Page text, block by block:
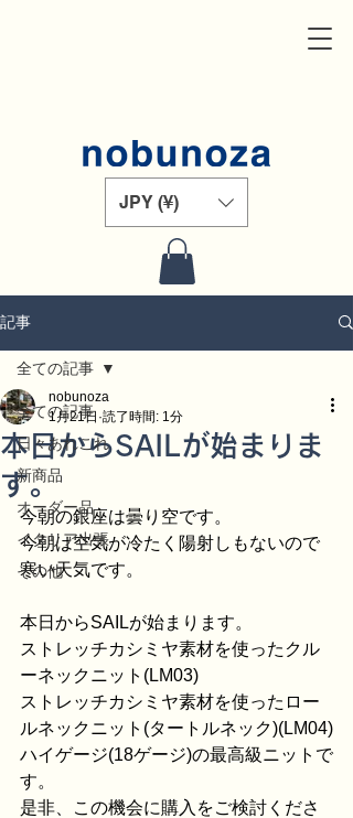
JPY (¥)
記事
全ての記事
日々あれこれ
新商品
オーダー品
イタリア出張
その他
全ての記事
本日からSAILが始まりま
す。
nobunoza
1月21日 読了時間: 1分
今朝の銀座は曇り空です。
今朝は空気が冷たく陽射しもないので
寒い天気です。
本日からSAILが始まります。
ストレッチカシミヤ素材を使ったクル
ーネックニット(LM03)
ストレッチカシミヤ素材を使ったロー
ルネックニット(タートルネック)(LM04)
ハイゲージ(18ゲージ)の最高級ニットで
す。
是非、この機会に購入をご検討くださ